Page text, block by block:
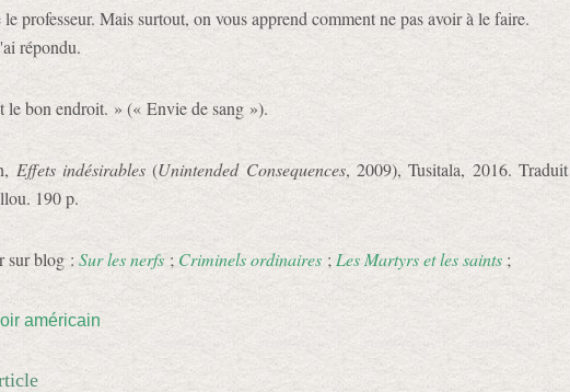
professeur. Mais surtout, on vous apprend comment ne pas avoir à le faire.
répondu.
le bon endroit. » (« Envie de sang »).
Effets indésirables (Unintended Consequences, 2009), Tusitala, 2016. Traduit
190 p.
sur blog : Sur les nerfs ; Criminels ordinaires ; Les Martyrs et les saints ;
américain